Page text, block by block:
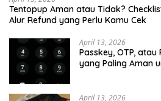
Tentopup Aman atau Tidak?
Alur Refund yang Perlu Kamu Cek
April 13, 2026
Passkey, OTP, atau
yang Paling Aman
April 13, 2026